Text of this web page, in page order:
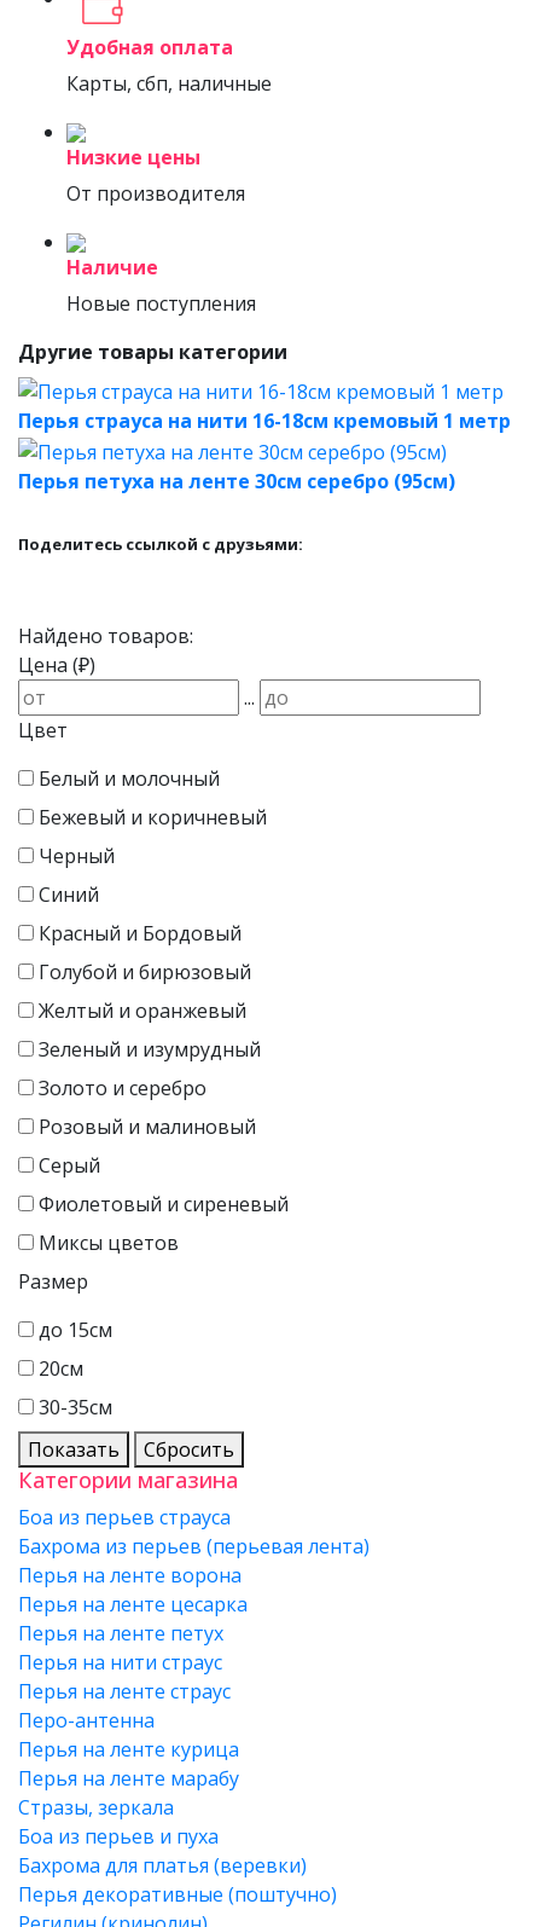
Удобная оплата
Карты, сбп, наличные
Низкие цены
От производителя
Наличие
Новые поступления
Другие товары категории
Перья страуса на нити 16-18см кремовый 1 метр
Перья петуха на ленте 30см серебро (95см)
Поделитесь ссылкой с друзьями:
Найдено товаров:
Цена (₽)
...
Цвет
Белый и молочный
Бежевый и коричневый
Черный
Синий
Красный и Бордовый
Голубой и бирюзовый
Желтый и оранжевый
Зеленый и изумрудный
Золото и серебро
Розовый и малиновый
Серый
Фиолетовый и сиреневый
Миксы цветов
Размер
до 15см
20см
30-35см
Показать
Сбросить
Категории магазина
Боа из перьев страуса
Бахрома из перьев (перьевая лента)
Перья на ленте ворона
Перья на ленте цесарка
Перья на ленте петух
Перья на нити страус
Перья на ленте страус
Перо-антенна
Перья на ленте курица
Перья на ленте марабу
Стразы, зеркала
Боа из перьев и пуха
Бахрома для платья (веревки)
Перья декоративные (поштучно)